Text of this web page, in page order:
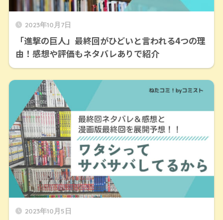
2023年10月7日
「進撃の巨人」最終回がひどいと言われる4つの理
由！感想や評価もネタバレありで紹介
2023年10月5日